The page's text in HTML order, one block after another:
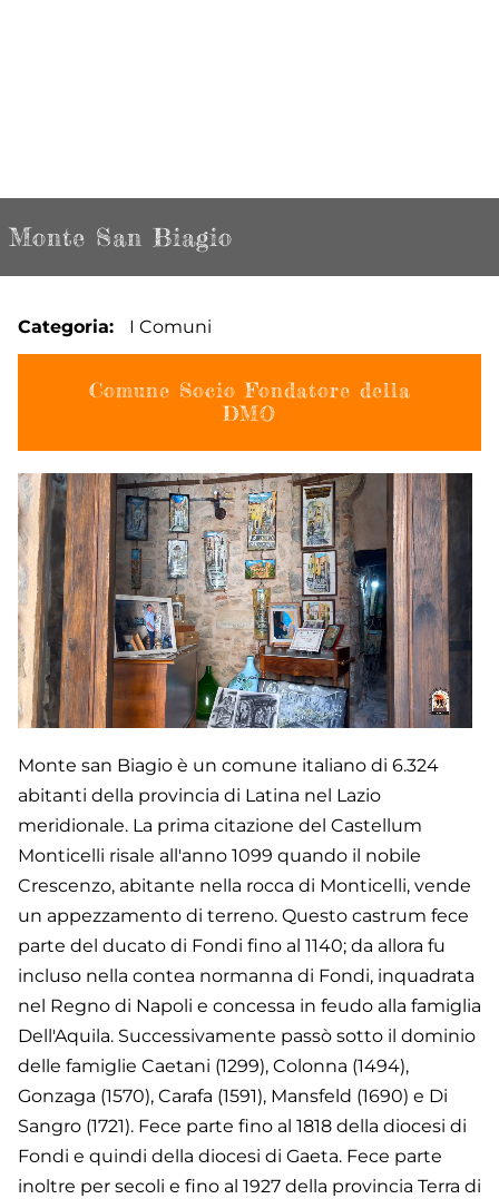
Monte San Biagio
Categoria I Comuni
Comune Socio Fondatore della
DMO
Monte san Biagio è un comune italiano di 6.324
abitanti della provincia di Latina nel Lazio
meridionale. La prima citazione del Castellum
Monticelli risale all'anno 1099 quando il nobile
Crescenzo, abitante nella rocca di Monticelli, vende
un appezzamento di terreno. Questo castrum fece
parte del ducato di Fondi fino al 1140; da allora fu
incluso nella contea normanna di Fondi, inquadrata
nel Regno di Napoli e concessa in feudo alla famiglia
Dell'Aquila. Successivamente passò sotto il dominio
delle famiglie Caetani (1299), Colonna (1494),
Gonzaga (1570), Carafa (1591), Mansfeld (1690) e Di
Sangro (1721). Fece parte fino al 1818 della diocesi di
Fondi e quindi della diocesi di Gaeta. Fece parte
inoltre per secoli e fino al 1927 della provincia Terra di